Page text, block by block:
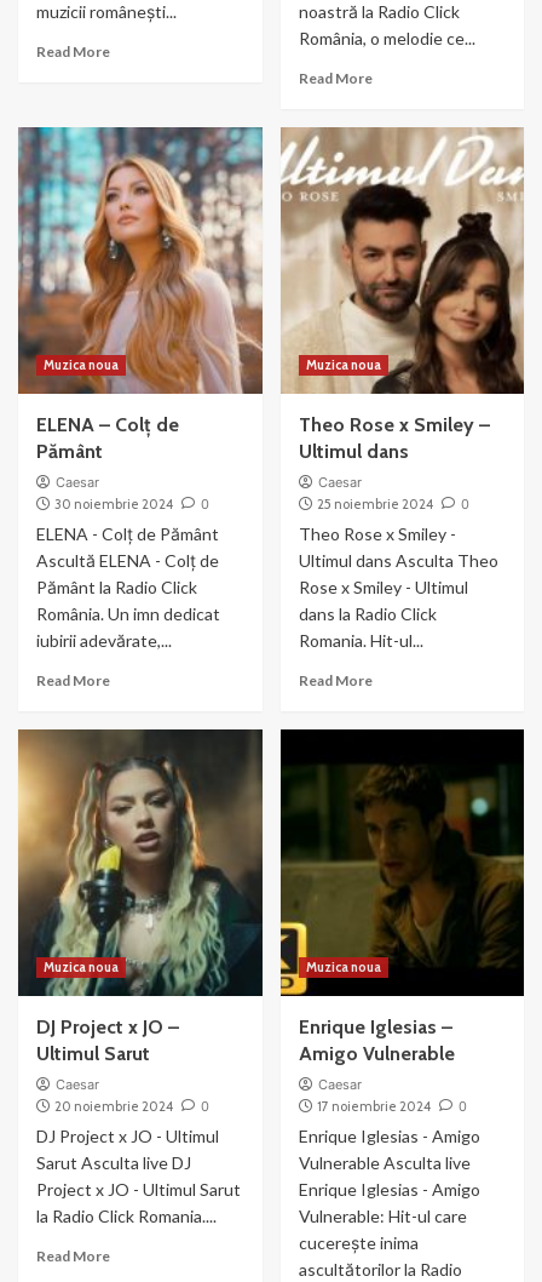
muzicii românești...
Read MoreRead
–
Sare
si
Piper
noastră la Radio Click
România, o melodie ce...
Read MoreRead
Eremia
–
În
amintirea
noastră
Muzica noua
ELENA – Colț de
Pământ
Caesar
30 noiembrie 2024
0
ELENA - Colț de Pământ
Ascultă ELENA - Colț de
Pământ la Radio Click
România. Un imn dedicat
iubirii adevărate,...
Read MoreRead
–
Colț
de
Pământ
Muzica noua
Theo Rose x ‪Smiley‬ –
Ultimul dans
Caesar
25 noiembrie 2024
0
Theo Rose x ‪Smiley‬ -
Ultimul dans Asculta Theo
Rose x ‪Smiley‬ - Ultimul
dans la Radio Click
Romania. Hit-ul...
Read MoreRead
Rose
x
‪Smiley‬
–
Ultimul
dans
Muzica noua
DJ Project x JO –
Ultimul Sarut
Caesar
20 noiembrie 2024
0
DJ Project x JO - Ultimul
Sarut Asculta live DJ
Project x JO - Ultimul Sarut
la Radio Click Romania....
Read MoreRead
Muzica noua
Enrique Iglesias –
Amigo Vulnerable
Caesar
17 noiembrie 2024
0
Enrique Iglesias - Amigo
Vulnerable Asculta live
Enrique Iglesias - Amigo
Vulnerable: Hit-ul care
cucerește inima
ascultătorilor la Radio